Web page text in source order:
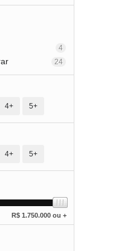
4
24
4+ 5+
4+ 5+
R$1.750.000 ou +